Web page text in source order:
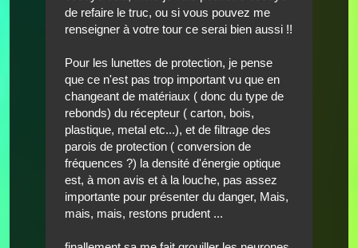
de refaire le truc, ou si vous pouvez me
renseigner à votre tour ce serai bien aussi !!
Pour les lunettes de protection, je pense
que ce n'est pas trop important vu que en
changeant de matériaux ( donc du type de
rebonds) du récepteur ( carton, bois,
plastique, metal etc...), et de filtrage des
parois de protection ( conversion de
fréquences ?) la densité d'énergie optique
est, à mon avis et à la louche, pas assez
importante pour présenter du danger, Mais,
mais, mais, restons prudent ...